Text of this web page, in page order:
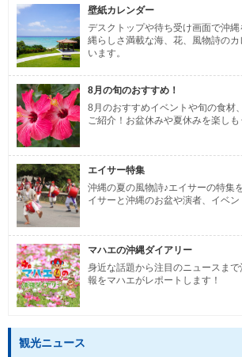
壁紙カレンダー
デスクトップや待ち受け画面で沖
縄らしさ満載な海、花、風物詩の
います。
8月の旬のおすすめ！
8月のおすすめイベントや旬の食材
ご紹介！お盆休みや夏休みを楽しも
エイサー特集
沖縄の夏の風物詩♪エイサーの特集
イサーと沖縄のお盆や演者、イベン
マハエの沖縄ダイアリー
身近な話題から注目のニュースま
報をマハエがレポートします！
観光ニュース